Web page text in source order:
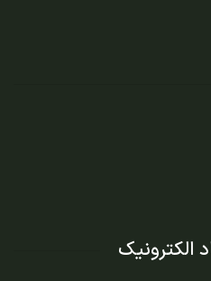
الکترونیک